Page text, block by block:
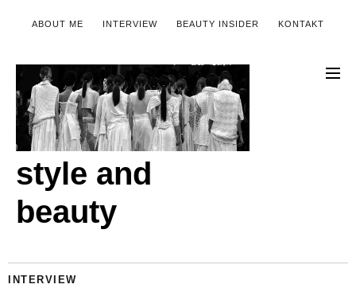
ABOUT ME INTERVIEW BEAUTY INSIDER KONTAKT
style and
beauty
INTERVIEW